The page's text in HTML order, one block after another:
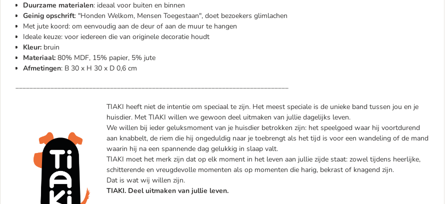
Duurzame materialen: ideaal voor buiten en binnen
Geinig opschrift: "Honden Welkom, Mensen Toegestaan", doet bezoekers glimlachen
Met jute koord: om eenvoudig aan de deur of aan de muur te hangen
Ideale keuze: voor iedereen die van originele decoratie houdt
Kleur: bruin
Materiaal: 80% MDF, 15% papier, 5% jute
Afmetingen: B 30 x H 30 x D 0,6 cm
______________________________________________________________________________
TIAKI heeft niet de intentie om speciaal te zijn. Het meest speciale is de unieke band tussen jou en je
huisdier. Met TIAKI willen we gewoon deel uitmaken van jullie dagelijks leven.
We willen bij ieder geluksmoment van je huisdier betrokken zijn: het speelgoed waar hij voortdurend
aan knabbelt, de riem die hij ongeduldig naar je toebrengt als het tijd is voor een wandeling of de mand
waarin hij na een spannende dag gelukkig in slaap valt.
TIAKI moet het merk zijn dat op elk moment in het leven aan jullie zijde staat: zowel tijdens heerlijke,
schitterende en vreugdevolle momenten als op momenten die harig, bekrast of knagend zijn.
Dat is wat wij willen zijn.
TIAKI. Deel uitmaken van jullie leven.